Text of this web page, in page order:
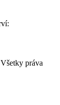
práva